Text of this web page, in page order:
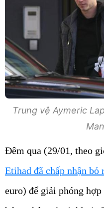
Trung vệ Aymeric
Đêm qua (29/01, theo
Etihad đã chấp nhận bỏ
euro) để giải phóng